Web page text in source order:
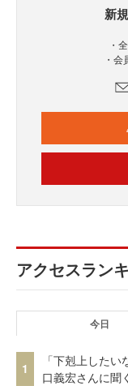
新
・
・
アクセスラン
今日
1
「下剋上した
口義宏さんに聞